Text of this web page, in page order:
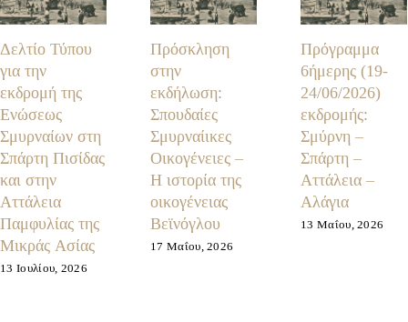
Δελτίο Τύπου
για την
εκδρομή της
Ενώσεως
Σμυρναίων στη
Σπάρτη Πισίδας
και στην
Αττάλεια
Παμφυλίας της
Μικράς Ασίας
13 Ιουλίου, 2026
Πρόσκληση
στην
εκδήλωση:
Σπουδαίες
Σμυρναίικες
Οικογένειες –
Η ιστορία της
οικογένειας
Βεϊνόγλου
17 Μαΐου, 2026
Πρόγραμμα
6ήμερης (19-
24/06/2026)
εκδρομής:
Σμύρνη –
Σπάρτη –
Αττάλεια –
Αλάγια
13 Μαΐου, 2026